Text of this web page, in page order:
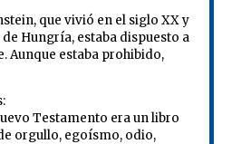
que vivió en el siglo XX y
Hungría, estaba dispuesto a
Aunque estaba prohibido,
Testamento era un libro
orgullo, egoísmo, odio,